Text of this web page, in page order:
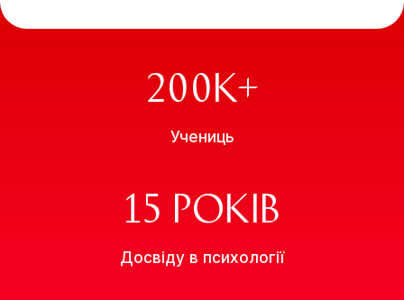
200К+
Учениць
15 РОКІВ
Досвіду в психології